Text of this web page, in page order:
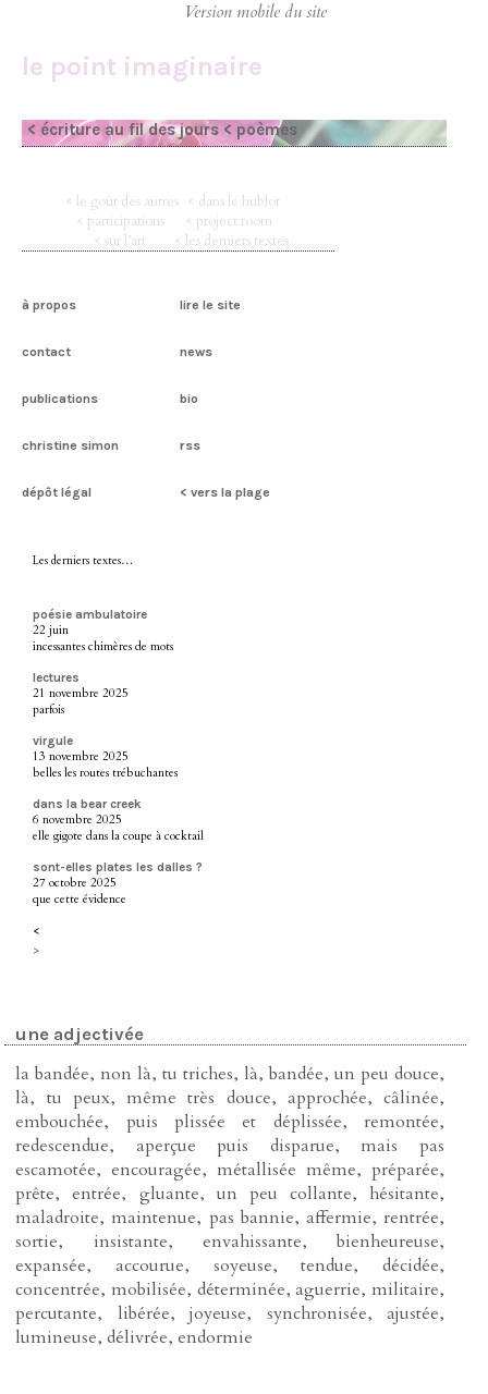
le point imaginaire
< écriture au fil des jours < poèmes
< le goût des autres < dans le hublot
< participations
< project room
< sur l’art
< les derniers textes
à propos lire le site
contact news
publications bio
christine simon rss
dépôt légal < vers la plage
Les derniers textes…
poésie ambulatoire
22 juin
incessantes chimères de mots
lectures
21 novembre 2025
parfois
virgule
13 novembre 2025
belles les routes trébuchantes
dans la bear creek
6 novembre 2025
elle gigote dans la coupe à cocktail
sont-elles plates les dalles ?
27 octobre 2025
que cette évidence
<
>
une adjectivée
la bandée, non là, tu triches, là, bandée, un peu douce,
là, tu peux, même très douce, approchée, câlinée,
embouchée, puis plissée et déplissée, remontée,
redescendue, aperçue puis disparue, mais pas
escamotée, encouragée, métallisée même, préparée,
prête, entrée, gluante, un peu collante, hésitante,
maladroite, maintenue, pas bannie, affermie, rentrée,
sortie, insistante, envahissante, bienheureuse,
expansée, accourue, soyeuse, tendue, décidée,
concentrée, mobilisée, déterminée, aguerrie, militaire,
percutante, libérée, joyeuse, synchronisée, ajustée,
lumineuse, délivrée, endormie